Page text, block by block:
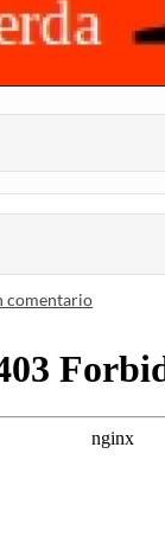
comentario